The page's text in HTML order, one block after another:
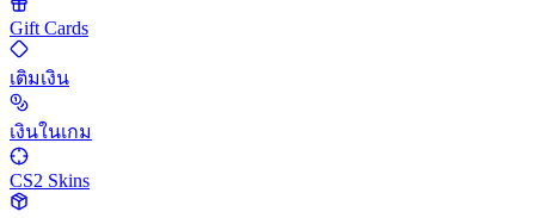
Gift Cards
เติมเงิน
เงินในเกม
CS2 Skins